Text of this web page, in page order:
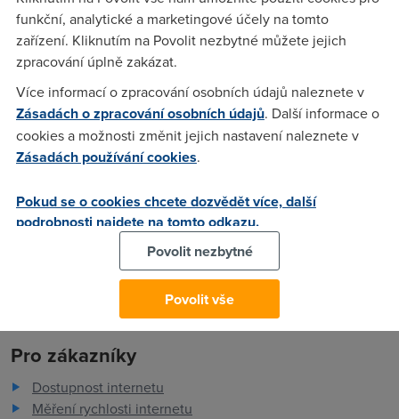
napsat do "login" a co do "alias" aby byl název schránky
abc@gts.cz
Miroslav Šilhavý(21.1.2004 20:15:47)
Login může být cokoliv, alias je to "abc", pravděpodobně.
Co se raději zeptat u GTS ? ;)
Pro zákazníky
Dostupnost internetu
Měření rychlosti internetu
funkční, analytické a marketingové účely na tomto
zařízení. Kliknutím na Povolit nezbytné můžete jejich
zpracování úplně zakázat.
Více informací o zpracování osobních údajů naleznete v
Zásadách o zpracování osobních údajů. Další informace o
cookies a možnosti změnit jejich nastavení naleznete v
Zásadách používání cookies.
Pokud se o cookies chcete dozvědět více, další
podrobnosti najdete na tomto odkazu.
Povolit nezbytné
Povolit vše